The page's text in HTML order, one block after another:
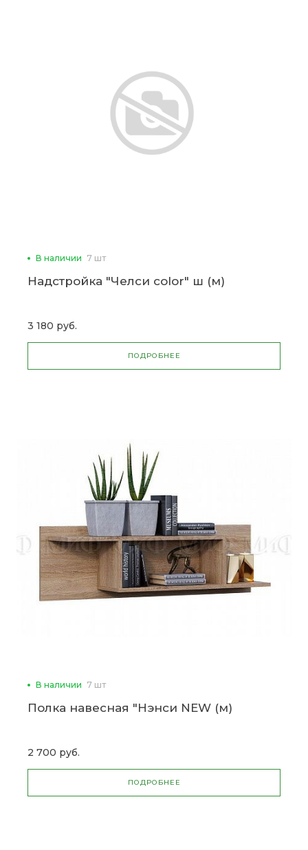
В наличии 7 шт
Надстройка "Челси color" ш (м)
3 180 руб.
ПОДРОБНЕЕ
В наличии 7 шт
Полка навесная "Нэнси NEW (м)
2 700 руб.
ПОДРОБНЕЕ